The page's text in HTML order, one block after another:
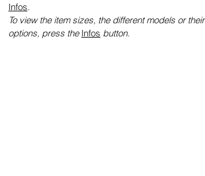
Infos.
To view the item sizes, the different models or their
options, press the Infos button.